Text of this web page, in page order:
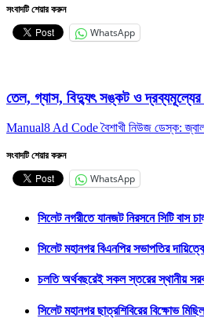
সংবাদটি শেয়ার করুন
WhatsApp
তেল, গ্যাস, বিদ্যুৎ সঙ্কট ও দ্রব্যমূল্যের
Manual8 Ad Code বৈশাখী নিউজ ডেস্ক:
সংবাদটি শেয়ার করুন
WhatsApp
সিলেট নগরীতে যানজট নিরসনে সিটি বাস
সিলেট মহানগর বিএনপির সভাপতির
চলতি অর্থবছরেই সকল স্তরের স্থানীয়
সিলেট মহানগর ছাত্রশিবিরের বিক্ষোভ মিছিল